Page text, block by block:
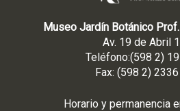
Museo Jardín Botánico
Av. 19 de Abril
Teléfono:(598 2)
Fax: (598 2)
Horario y permanencia